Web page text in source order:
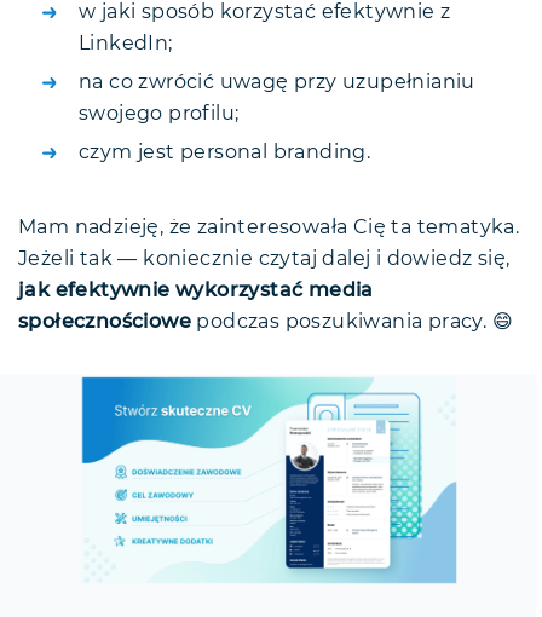
w jaki sposób korzystać efektywnie z
LinkedIn;
na co zwrócić uwagę przy uzupełnianiu
swojego profilu;
czym jest personal branding.
Mam nadzieję, że zainteresowała Cię ta tematyka.
Jeżeli tak — koniecznie czytaj dalej i dowiedz się,
jak efektywnie wykorzystać media
społecznościowe podczas poszukiwania pracy. 😄